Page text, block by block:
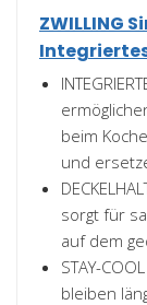
ZWILLING
beim
und
sorgt für
auf dem
STAY-
bleiben